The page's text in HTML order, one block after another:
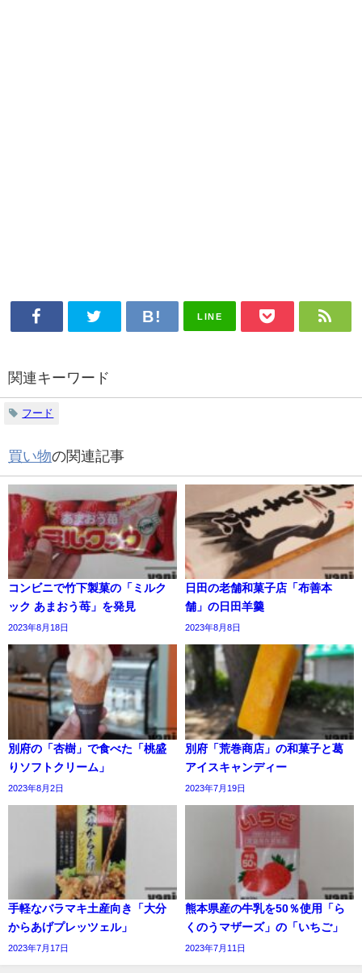
LINE
関連キーワード
フード
買い物の関連記事
コンビニで竹下製菓の「ミルク
ック あまおう苺」を発見
2023年8月18日
日田の老舗和菓子店「布善本
舗」の日田羊羹
2023年8月8日
別府の「杏樹」で食べた「桃盛
りソフトクリーム」
2023年8月2日
別府「荒巻商店」の和菓子と葛
アイスキャンディー
2023年7月19日
手軽なバラマキ土産向き「大分
からあげプレッツェル」
2023年7月17日
熊本県産の牛乳を50％使用「ら
くのうマザーズ」の「いちご」
2023年7月11日